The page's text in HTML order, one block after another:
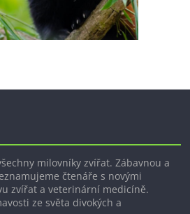
milovníky zvířat. Zábavnou a
čtenáře s novými
zvířat a veterinární medicíně.
ze světa divokých a